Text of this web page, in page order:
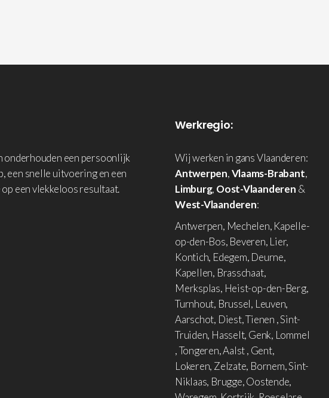
onderhouden een persoonlijk
een snelle uitvoering en een
een vlekkeloos resultaat.
Werkregio:
Wij werken in gans Vlaanderen:
Antwerpen,Vlaams-Brabant,
Limburg, Oost-Vlaanderen &
West-Vlaanderen:
Antwerpen, Mechelen, Kapelle-
op-den-Bos, Beveren, Lier,
Kontich, Edegem, Deurne,
Kapellen, Brasschaat,
Merksplas, Heist-op-den-Berg,
Turnhout, Brussel, Leuven,
Aarschot, Diest, Tienen , Sint-
Truiden, Hasselt, Genk, Lommel
, Tongeren, Aalst , Gent,
Lokeren, Zelzate, Bornem, Sint-
Niklaas, Brugge, Oostende,